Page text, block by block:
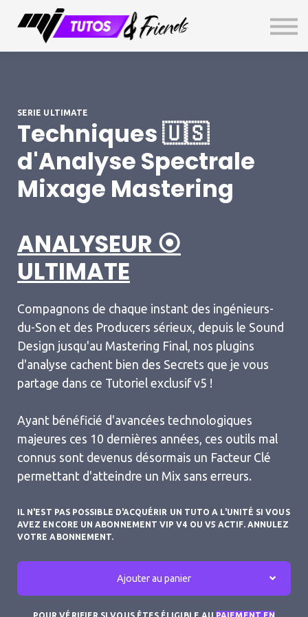
GRATUIT
Livre d'Or
SERIE ULTIMATE
Techniques 🇺🇸
d'Analyse Spectrale
Mixage Mastering
ANALYSEUR ⦿
ULTIMATE
Compagnons de chaque instant des ingénieurs-
du-Son et des Producers sérieux, depuis le Sound
Design jusqu'au Mastering Final, nos plugins
d'analyse cachent bien des Secrets que je vous
partage dans ce Tutoriel exclusif v5 !
Ayant bénéficié d'avancées technologiques
majeures ces 10 dernières années, ces outils mal
connus sont devenus désormais un Facteur Clé
permettant d'atteindre un Mix sans erreurs.
IL N'EST PAS POSSIBLE D'ACQUÉRIR UN TUTO A L'UNITÉ SI VOUS
AVEZ ENCORE UN ABONNEMENT VIP V4 OU V5 ACTIF. ANNULEZ
VOTRE ABONNEMENT.
Ajouter au panier